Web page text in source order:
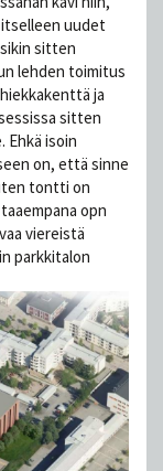
uudet
sitten
lehden toimitus
ja
sitten
Ehkä isoin
on, että sinne
tontti on
opn
viereistä
parkkitalon